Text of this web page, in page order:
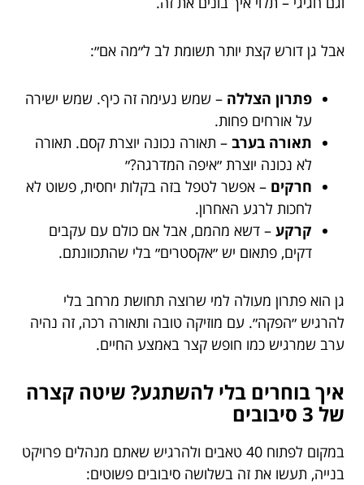
אבל גן דורש קצת יותר תשומת לב ל״מה אם״:
פתרון הצללה – שמש נעימה זה כיף. שמש ישירה
על אורחים פחות.
תאורה בערב – תאורה נכונה יוצרת קסם. תאורה
לא נכונה יוצרת ״איפה המדרגה?״
חרקים – אפשר לטפל בזה בקלות יחסית, פשוט לא
לחכות לרגע האחרון.
קרקע – דשא מהמם, אבל אם כולם עם עקבים
דקים, פתאום יש ״אקסטרים״ בלי שהתכוונתם.
גן הוא פתרון מעולה למי שרוצה תחושת מרחב בלי
להרגיש ״הפקה״. עם מוזיקה טובה ותאורה רכה, זה נהיה
ערב שמרגיש כמו חופש קצר באמצע החיים.
איך בוחרים בלי להשתגע? שיטה קצרה
של 3 סיבובים
במקום לפתוח 40 טאבים ולהרגיש שאתם מנהלים פרויקט
בנייה, תעשו את זה בשלושה סיבובים פשוטים: